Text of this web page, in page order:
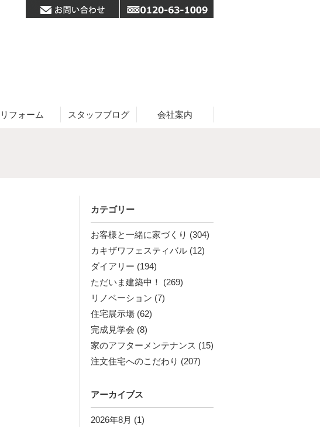
リフォーム スタッフブログ 会社案内
カテゴリー
お客様と一緒に家づくり (304)
カキザワフェスティバル (12)
ダイアリー (194)
ただいま建築中！
(269)
リノベーション (7)
住宅展示場 (62)
完成見学会 (8)
家のアフターメンテナンス (15)
注文住宅へのこだわり (207)
アーカイブス
2026年8月 (1)